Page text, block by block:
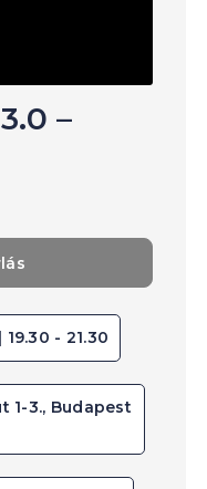
–
- 21.30
1-3., Budapest